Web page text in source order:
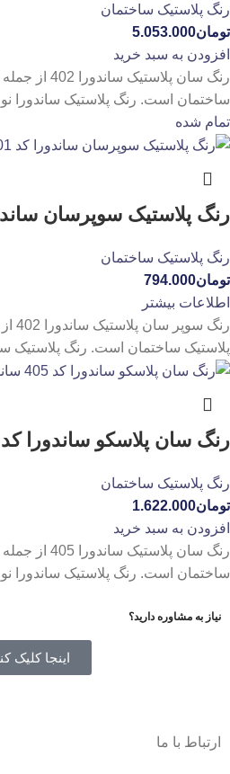
رنگ پلاستیک ساختمان
تومان5.053.000
افزودن به سبد خرید
رنگ سان
ساختمان است. رنگ پلاستیک ساندورا
تمام شده
رنگ پلاستیک سوپرسان ساندورا کد
رنگ پلاستیک ساختمان
تومان794.000
اطلاعات بیشتر
پلاستیک ساختمان است. رنگ پلاستیک
رنگ سان پلاسکو ساندورا کد 405 ساندورا دبه
رنگ پلاستیک ساختمان
تومان1.622.000
افزودن به سبد خرید
رنگ سان
ساختمان است. رنگ پلاستیک ساندورا
نیاز به مشاوره دارید؟
اینجا کلیک
ارتباط با ما